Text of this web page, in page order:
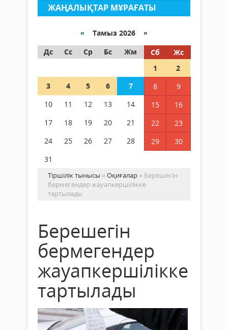
ЖАҢАЛЫҚТАР МҰРАҒАТЫ
« Тамыз 2026 »
Дс
Сс Ср Бс Жм Сб
Жс
1
2
3
4 5 6 7 8
9
10
11 12 13 14 15
16
17
18 19 20 21 22
23
24
25 26 27 28 29
30
31
Тіршілік тынысы »Оқиғалар » Берешегін
бермегендер жауапкершілікке
тартылады
Берешегін
бермегендер
жауапкершілікке
тартылады